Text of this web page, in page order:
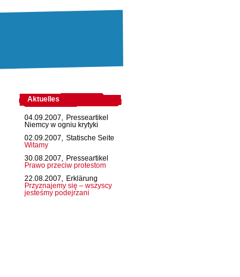
Aktuelles
04.09.2007,
Presseartikel
Niemcy w ogniu krytyki
02.09.2007,
Statische Seite
Witamy
30.08.2007,
Presseartikel
Prawo przeciw protestom
22.08.2007,
Erklärung
Przyznajemy się – wszyscy
jesteśmy podejrzani